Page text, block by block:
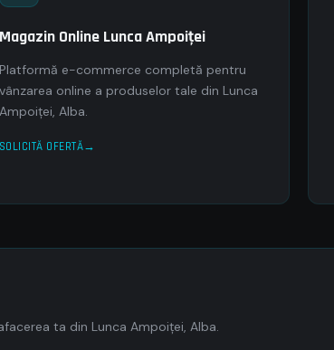
Magazin Online Lunca Ampoiţei
Platformă e-commerce completă pentru
vânzarea online a produselor tale din Lunca
Ampoiţei, Alba.
SOLICITĂ OFERTĂ
ta din Lunca Ampoiţei, Alba.